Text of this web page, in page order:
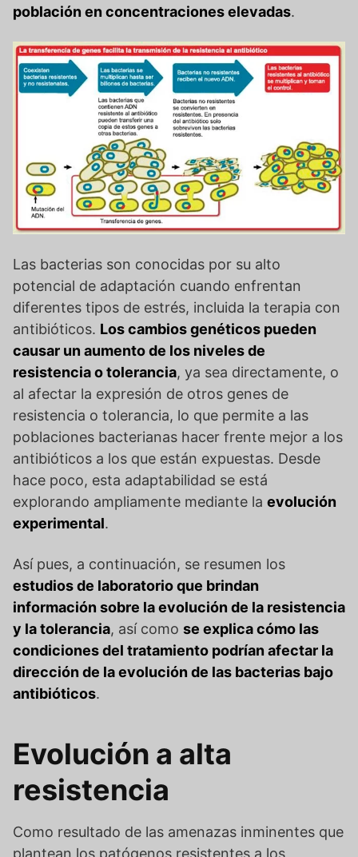
población en concentraciones elevadas.
Las bacterias son conocidas por su alto
potencial de adaptación cuando enfrentan
diferentes tipos de estrés, incluida la terapia con
antibióticos. Los cambios genéticos pueden
causar un aumento de los niveles de
resistencia o tolerancia, ya sea directamente, o
al afectar la expresión de otros genes de
resistencia o tolerancia, lo que permite a las
poblaciones bacterianas hacer frente mejor a los
antibióticos a los que están expuestas. Desde
hace poco, esta adaptabilidad se está
explorando ampliamente mediante la evolución
experimental.
Así pues, a continuación, se resumen los
estudios de laboratorio que brindan
información sobre la evolución de la resistencia
y la tolerancia, así como se explica cómo las
condiciones del tratamiento podrían afectar la
dirección de la evolución de las bacterias bajo
antibióticos.
Evolución a alta
resistencia
Como resultado de las amenazas inminentes que
plantean los patógenos resistentes a los